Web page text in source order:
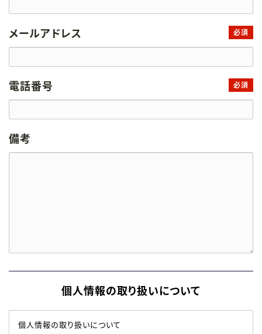
メールアドレス 必須
電話番号 必須
備考
個人情報の取り扱いについて
個人情報の取り扱いについて